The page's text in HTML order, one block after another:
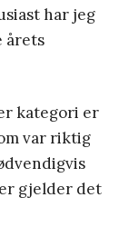
har jeg
årets
kategori er
var riktig
gjelder det